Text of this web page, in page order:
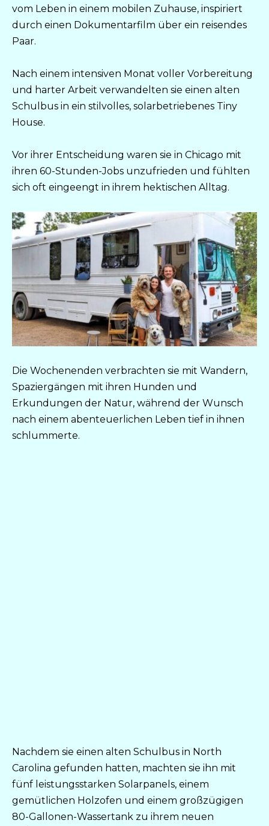
vom Leben in einem mobilen Zuhause, inspiriert
durch einen Dokumentarfilm über ein reisendes
Paar.
Nach einem intensiven Monat voller Vorbereitung
und harter Arbeit verwandelten sie einen alten
Schulbus in ein stilvolles, solarbetriebenes Tiny
House.
Vor ihrer Entscheidung waren sie in Chicago mit
ihren 60-Stunden-Jobs unzufrieden und fühlten
sich oft eingeengt in ihrem hektischen Alltag.
Die Wochenenden verbrachten sie mit Wandern,
Spaziergängen mit ihren Hunden und
Erkundungen der Natur, während der Wunsch
nach einem abenteuerlichen Leben tief in ihnen
schlummerte.
Nachdem sie einen alten Schulbus in North
Carolina gefunden hatten, machten sie ihn mit
fünf leistungsstarken Solarpanels, einem
gemütlichen Holzofen und einem großzügigen
80-Gallonen-Wassertank zu ihrem neuen